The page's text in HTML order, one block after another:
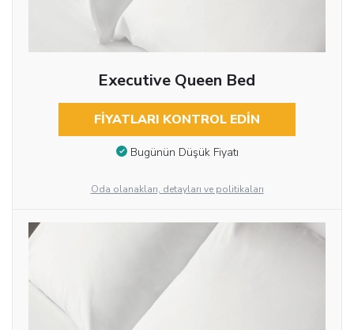
Executive Queen Bed
FIYATLARI KONTROL EDIN
Bugünün Düşük Fiyatı
Oda olanakları, detayları ve politikaları